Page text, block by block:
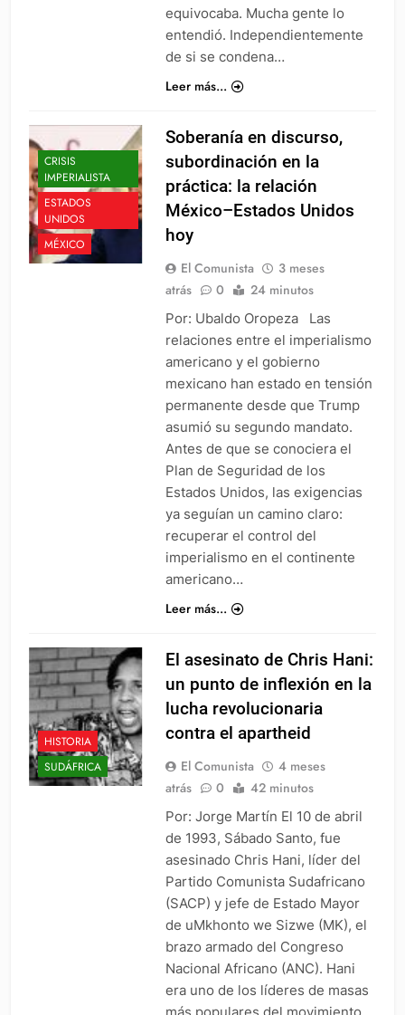
equivocaba. Mucha gente lo
entendió. Independientemente
de si se condena…
Leer más...
CRISIS
IMPERIALISTA
ESTADOS
UNIDOS
MÉXICO
Soberanía en discurso,
subordinación en la
práctica: la relación
México–Estados Unidos
hoy
El Comunista
3 meses
atrás
0 24 minutos
Por: Ubaldo Oropeza Las
relaciones entre el imperialismo
americano y el gobierno
mexicano han estado en tensión
permanente desde que Trump
asumió su segundo mandato.
Antes de que se conociera el
Plan de Seguridad de los
Estados Unidos, las exigencias
ya seguían un camino claro:
recuperar el control del
imperialismo en el continente
americano…
Leer más...
HISTORIA
SUDÁFRICA
El asesinato de Chris Hani:
un punto de inflexión en la
lucha revolucionaria
contra el apartheid
El Comunista
4 meses
atrás
0 42 minutos
Por: Jorge Martín El 10 de abril
de 1993, Sábado Santo, fue
asesinado Chris Hani, líder del
Partido Comunista Sudafricano
(SACP) y jefe de Estado Mayor
de uMkhonto we Sizwe (MK), el
brazo armado del Congreso
Nacional Africano (ANC). Hani
era uno de los líderes de masas
más populares del movimiento